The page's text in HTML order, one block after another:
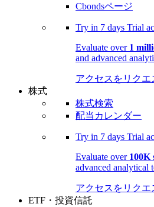
Cbondsページ
Try in 7 days Trial
Evaluate over 1
and advanced
アクセスをリクエ
株式
株式検索
配当カレンダー
Try in 7 days Trial
Evaluate over 100K
advanced analytical
アクセスをリクエ
ETF・投資信託